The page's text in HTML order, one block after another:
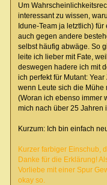
Um
interessant zu wissen,
Idune-Team ja letztlich)
auch gegen andere
selbst häufig abwäge. So
leite ich lieber mit Fate,
deswegen hadere ich mit
ich perfekt für Mutant:
wenn Leute sich die Mühe
(Woran ich ebenso immer
mich nach über 25 Jahren
Kurzum: Ich bin einfach
Kurzer farbiger Einschub,
Danke für die Erklärung!
Vorliebe mit einer Spur
okay so.